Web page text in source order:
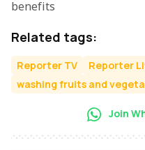
benefits
Related tags:
Reporter TV Reporter
washing fruits and
Join